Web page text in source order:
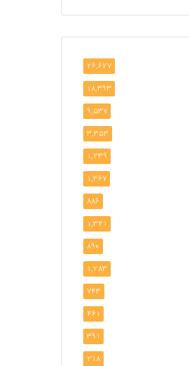
26,627
18,393
9,537
3,353
1,239
1,367
886
1,321
890
1,283
743
461
391
218